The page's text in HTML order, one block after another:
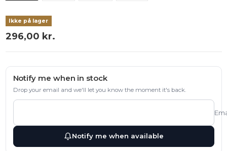
Ikke på lager
296,00 kr.
Notify me when in stock
Drop your email and we'll let you know the moment it's back.
Notify me when available